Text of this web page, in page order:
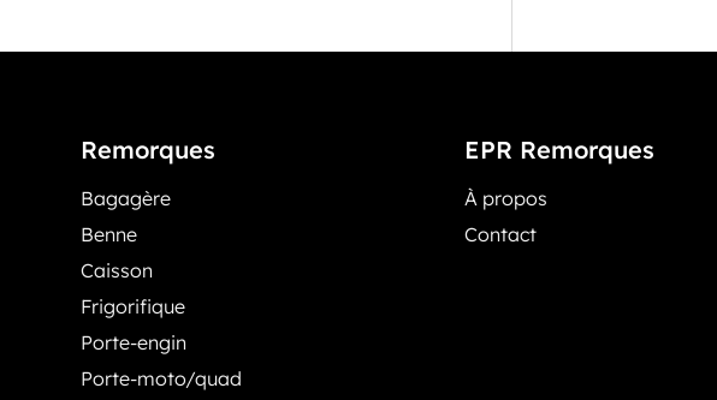
Remorques
Bagagère
Benne
Caisson
Frigorifique
Porte-engin
Porte-moto/quad
EPR Remorques
À propos
Contact